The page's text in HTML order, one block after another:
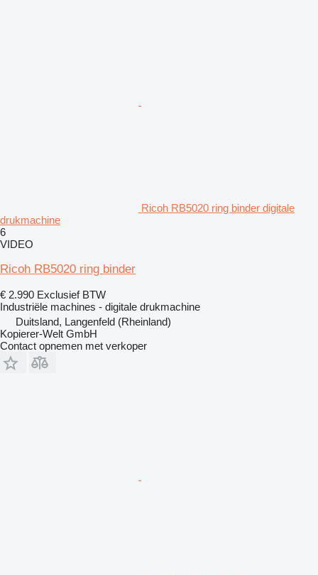
Ricoh RB5020 ring binder digitale
drukmachine
6
VIDEO
Ricoh RB5020 ring binder
€ 2.990 Exclusief BTW
Industriële machines - digitale drukmachine
Duitsland, Langenfeld (Rheinland)
Kopierer-Welt GmbH
Contact opnemen met verkoper